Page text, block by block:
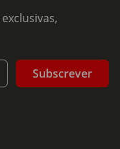
Subscrever